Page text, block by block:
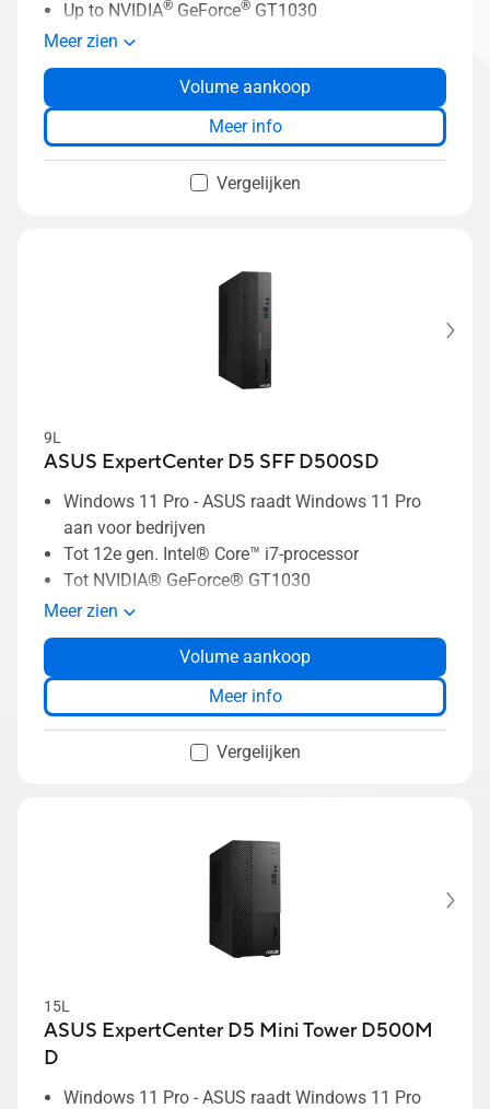
Up to NVIDIA® GeForce® GT1030
Tool-free chassis design
Up to 64 GB memory
3 TB HDD + 2 TB SSD storage
Two-way AI noise-canceling
Meer zien
Volume aankoop
Meer info
Vergelijken
9L
ASUS ExpertCenter D5 SFF D500SD
Windows 11 Pro - ASUS raadt Windows 11 Pro
aan voor bedrijven
Tot 12e gen. Intel® Core™ i7-processor
Tot NVIDIA® GeForce® GT1030
Gereedschapsloos ontwerp behuizing
Tot 4TB HDD + 2TB SSD-opslag
Two-way AI noise-canceling
Meer zien
Volume aankoop
Meer info
Vergelijken
15L
ASUS ExpertCenter D5 Mini Tower D500M
D
Windows 11 Pro - ASUS raadt Windows 11 Pro